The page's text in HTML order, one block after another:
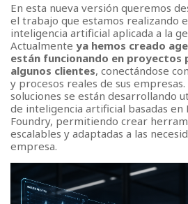
En esta nueva versión queremos
el trabajo que estamos realizando
inteligencia artificial aplicada a la
Actualmente ya hemos creado
están funcionando en proyectos
algunos clientes, conectándose
y procesos reales de sus empresas.
soluciones se están desarrollando
de inteligencia artificial basadas
Foundry, permitiendo crear
escalables y adaptadas a las
empresa.